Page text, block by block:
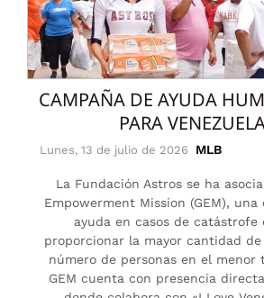
CAMPAÑA DE AYUDA
PARA
Lunes, 13 de julio de 2026 MLB
La Fundación Astros se ha
Empowerment Mission (GEM), una
ayuda en casos de catástrofe
proporcionar la mayor cantidad de
número de personas en el menor
GEM cuenta con presencia